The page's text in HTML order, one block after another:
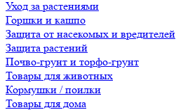
Уход за растениями
Горшки и кашпо
Защита от насекомых и вредителей
Защита растений
Почво-грунт и торфо-грунт
Товары для животных
Кормушки / поилки
Товары для дома